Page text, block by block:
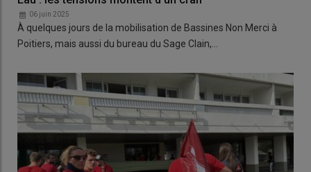
06 juin 2025
À quelques jours de la mobilisation de Bassines Non Merci à
Poitiers, mais aussi du bureau du Sage Clain,…